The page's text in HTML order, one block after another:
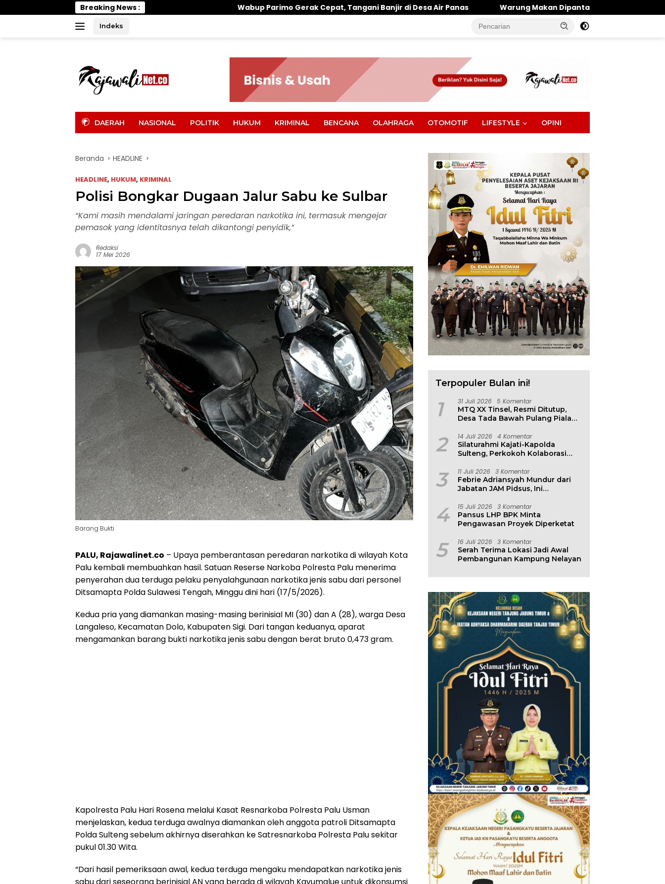
ke
Breaking News : Wabup Parimo Gerak Cepat, Tangani Banjir di Desa Air Panas Warung Makan Dipantai Khatulistiwa Hangus Terbakar,
Indeks
DAERAH NASIONAL POLITIK HUKUM KRIMINAL BENCANA OLAHRAGA OTOMOTIF LIFESTYLE OPINI
Beranda HEADLINE
HEADLINE, HUKUM, KRIMINAL
Polisi Bongkar Dugaan Jalur Sabu ke Sulbar
“Kami masih mendalami jaringan peredaran narkotika ini, termasuk mengejar
pemasok yang identitasnya telah dikantongi penyidik,”
Redaksi
17 Mei 2026
Barang Bukti
PALU, Rajawalinet.co – Upaya pemberantasan peredaran narkotika di wilayah Kota
Palu kembali membuahkan hasil. Satuan Reserse Narkoba Polresta Palu menerima
penyerahan dua terduga pelaku penyalahgunaan narkotika jenis sabu dari personel
Ditsamapta Polda Sulawesi Tengah, Minggu dini hari (17/5/2026).
Kedua pria yang diamankan masing-masing berinisial MI (30) dan A (28), warga Desa
Langaleso, Kecamatan Dolo, Kabupaten Sigi. Dari tangan keduanya, aparat
mengamankan barang bukti narkotika jenis sabu dengan berat bruto 0,473 gram.
Kapolresta Palu Hari Rosena melalui Kasat Resnarkoba Polresta Palu Usman
menjelaskan, kedua terduga awalnya diamankan oleh anggota patroli Ditsamapta
Polda Sulteng sebelum akhirnya diserahkan ke Satresnarkoba Polresta Palu sekitar
pukul 01.30 Wita.
“Dari hasil pemeriksaan awal, kedua terduga mengaku mendapatkan narkotika jenis
Terpopuler Bulan ini!
1 31 Juli 2026 5 Komentar
MTQ XX Tinsel, Resmi Ditutup,
Desa Tada Bawah Pulang Piala
2 14 Juli 2026 4 Komentar
Silaturahmi Kajati-Kapolda
Sulteng, Perkokoh Kolaborasi
3 11 Juli 2026 3 Komentar
Febrie Adriansyah Mundur dari
Jabatan JAM Pidsus, Ini
4 15 Juli 2026 3 Komentar
Pansus LHP BPK Minta
Pengawasan Proyek Diperketat
5 16 Juli 2026 3 Komentar
Serah Terima Lokasi Jadi Awal
Pembangunan Kampung Nelayan